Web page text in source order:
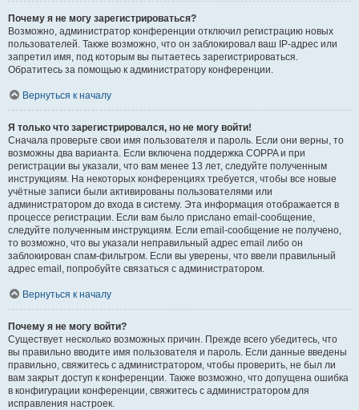
Почему я не могу зарегистрироваться?
Возможно, администратор конференции отключил регистрацию новых
пользователей. Также возможно, что он заблокировал ваш IP-адрес или
запретил имя, под которым вы пытаетесь зарегистрироваться.
Обратитесь за помощью к администратору конференции.
Вернуться к началу
Я только что зарегистрировался, но не могу войти!
Сначала проверьте свои имя пользователя и пароль. Если они верны, то
возможны два варианта. Если включена поддержка COPPA и при
регистрации вы указали, что вам менее 13 лет, следуйте полученным
инструкциям. На некоторых конференциях требуется, чтобы все новые
учётные записи были активированы пользователями или
администратором до входа в систему. Эта информация отображается в
процессе регистрации. Если вам было прислано email-сообщение,
следуйте полученным инструкциям. Если email-сообщение не получено,
то возможно, что вы указали неправильный адрес email либо он
заблокирован спам-фильтром. Если вы уверены, что ввели правильный
адрес email, попробуйте связаться с администратором.
Вернуться к началу
Почему я не могу войти?
Существует несколько возможных причин. Прежде всего убедитесь, что
вы правильно вводите имя пользователя и пароль. Если данные введены
правильно, свяжитесь с администратором, чтобы проверить, не был ли
вам закрыт доступ к конференции. Также возможно, что допущена ошибка
в конфигурации конференции, свяжитесь с администратором для
исправления настроек.